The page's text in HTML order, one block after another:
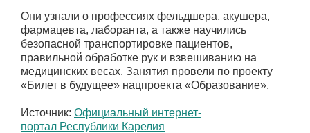
Они узнали о профессиях фельдшера, акушера,
фармацевта, лаборанта, а также научились
безопасной транспортировке пациентов,
правильной обработке рук и взвешиванию на
медицинских весах. Занятия провели по проекту
«Билет в будущее» нацпроекта «Образование».
Источник: Официальный интернет-
портал Республики Карелия